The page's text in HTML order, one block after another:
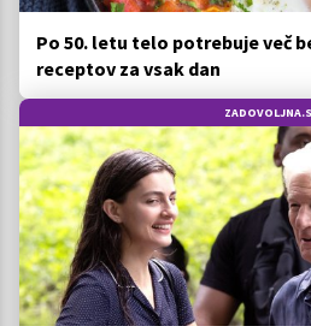
Po 50. letu telo potrebuje več
receptov za vsak dan